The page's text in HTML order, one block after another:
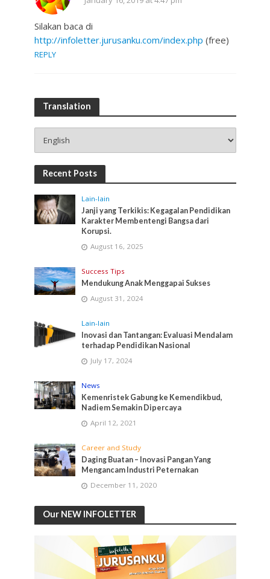
Silakan baca di
http://infoletter.jurusanku.com/index.php (free)
REPLY
Translation
Recent Posts
Lain-lain
Janji yang Terkikis: Kegagalan Pendidikan
Karakter Membentengi Bangsa dari
Korupsi.
August 16, 2025
Success Tips
Mendukung Anak Menggapai Sukses
August 31, 2024
Lain-lain
Inovasi dan Tantangan: Evaluasi Mendalam
terhadap Pendidikan Nasional
July 17, 2024
News
Kemenristek Gabung ke Kemendikbud,
Nadiem Semakin Dipercaya
April 12, 2021
Career and Study
Daging Buatan – Inovasi Pangan Yang
Mengancam Industri Peternakan
December 11, 2020
Our NEW INFOLETTER